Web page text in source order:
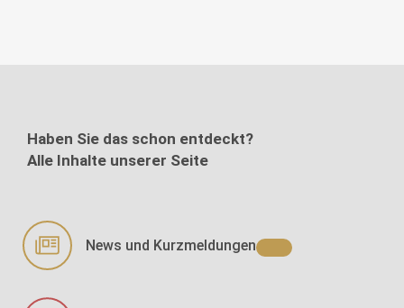
Haben Sie das schon entdeckt?
Alle Inhalte unserer Seite
News und Kurzmeldungen